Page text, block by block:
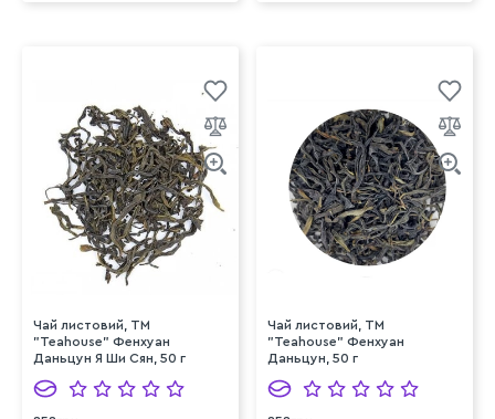
Чай листовий, ТМ
"Teahouse" Фенхуан
Даньцун Я Ши Сян, 50 г
Чай листовий, ТМ
"Teahouse" Фенхуан
Даньцун, 50 г